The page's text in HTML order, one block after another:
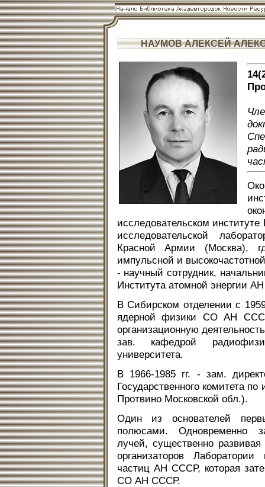
НАУМОВ АЛЕКСЕЙ
исследовательском
исследовательской
Красной Армии (Москва),
импульсной и
- научный сотрудник,
Института атомной энергии
В Сибирском отделении с
ядерной физики СО АН
организационную
зав. кафедрой
университета.
В 1966-1985 гг. - зам.
Государственного комитета
Протвино Московской обл.).
Один из основателей
полюсами. Одновременно
лучей, существенно
организаторов
частиц АН СССР, которая
СО АН СССР.